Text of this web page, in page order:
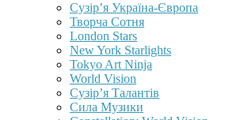
Сузір’я Україна-Європа
Творча Сотня
London Stars
New York Starlights
Tokyo Art Ninja
World Vision
Сузір’я Талантів
Сила Музики